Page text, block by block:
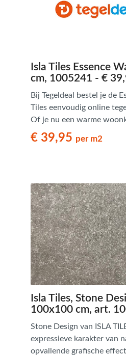
Isla Tiles Essence
cm, 1005241 - €
Palletdeal op
Bij Tegeldeal bestel je de
Tiles eenvoudig online
Of je nu een warme
of een
houtuitstraling zoekt –
€ 39,95 per m2
Isla Tiles, Stone
100x100 cm, art.
natuursteenlook
per m2
Stone Design van ISLA
expressieve karakter van
opvallende grafische